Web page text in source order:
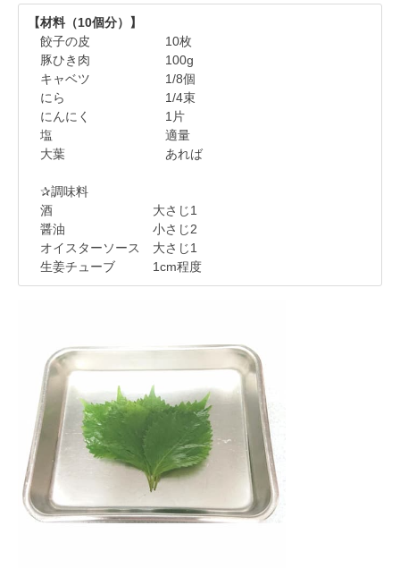
【材料（10個分）】
餃子の皮 10枚
豚ひき肉 100g
キャベツ 1/8個
にら 1/4束
にんにく 1片
塩 適量
大葉 あれば
✰調味料
酒 大さじ1
醤油 小さじ2
オイスターソース 大さじ1
生姜チューブ 1cm程度